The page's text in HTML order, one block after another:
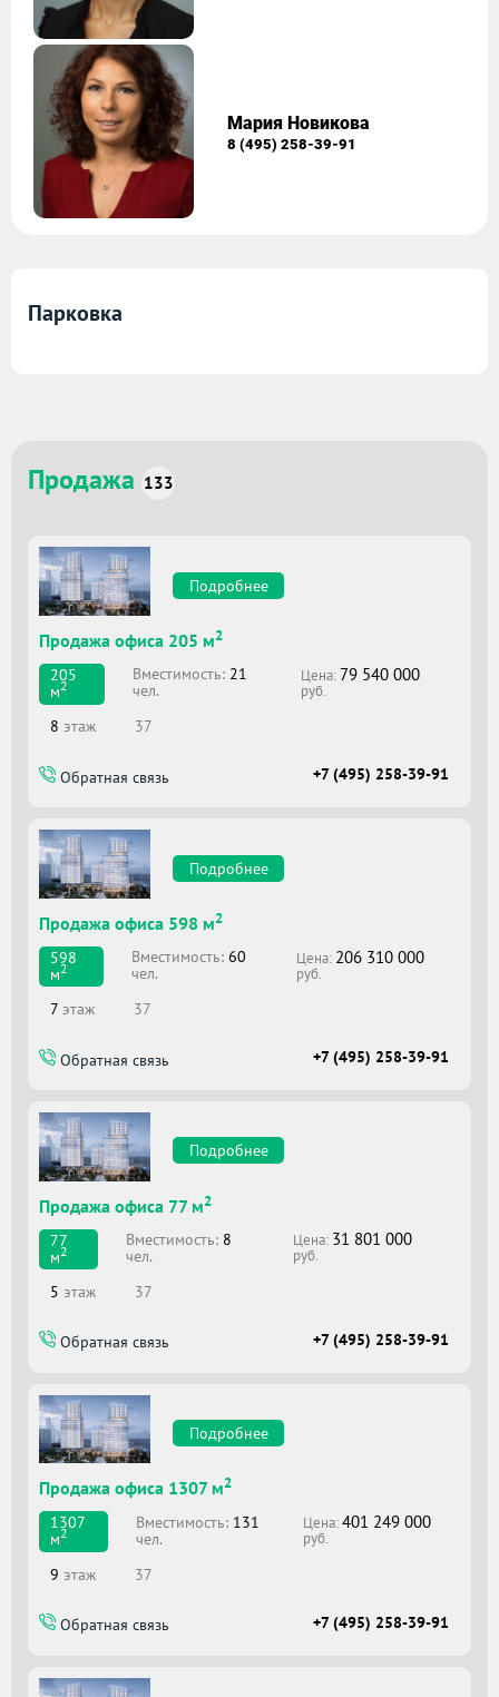
Мария Новикова
8 (495) 258-39-91
Парковка
Продажа 133
Подробнее
Продажа офиса 205 м2
205
м2
Вместимоcть: 21
чел.
Цена: 79 540 000
руб.
8 этаж 37
Обратная связь +7 (495) 258-39-91
Подробнее
Продажа офиса 598 м2
598
м2
Вместимоcть:60
чел.
Цена: 206 310 000
руб.
7 этаж 37
Обратная связь +7 (495) 258-39-91
Подробнее
Продажа офиса 77 м2
77
м2
Вместимоcть: 8
чел.
Цена: 31 801 000
руб.
5 этаж 37
Обратная связь +7 (495) 258-39-91
Подробнее
Продажа офиса 1307 м2
1307
м2
Вместимоcть: 131
чел.
Цена:401 249 000
руб.
9 этаж 37
Обратная связь +7 (495) 258-39-91